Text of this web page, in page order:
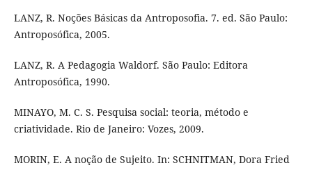
LANZ, R. Noções Básicas da Antroposofia. 7. ed. São Paulo:
Antroposófica, 2005.
LANZ, R. A Pedagogia Waldorf. São Paulo: Editora
Antroposófica, 1990.
MINAYO, M. C. S. Pesquisa social: teoria, método e
criatividade. Rio de Janeiro: Vozes, 2009.
MORIN, E. A noção de Sujeito. In: SCHNITMAN, Dora Fried